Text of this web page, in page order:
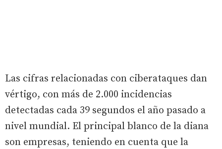
Las cifras relacionadas con ciberataques dan
vértigo, con más de 2.000 incidencias
detectadas cada 39 segundos el año pasado a
nivel mundial. El principal blanco de la diana
son empresas, teniendo en cuenta que la